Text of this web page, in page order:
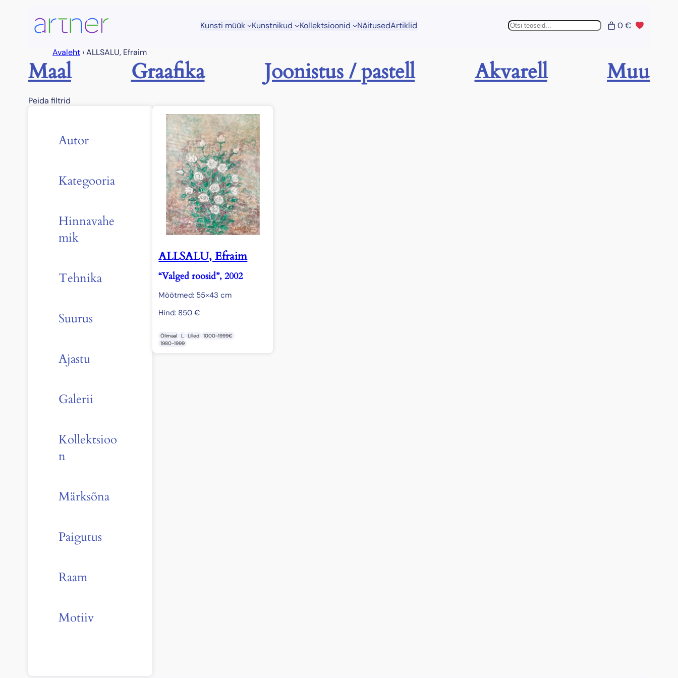
Kunsti müük Kunstnikud Kollektsioonid NäitusedArtiklid Otsing 0 €
Avaleht ›ALLSALU, Efraim
Maal Graafika Joonistus / pastell Akvarell Muu
Peida filtrid
Autor
Kategooria
Hinnavahe
mik
Tehnika
Suurus
Ajastu
Galerii
Kollektsioo
n
Märksõna
Paigutus
Raam
Motiiv
ALLSALU, Efraim
“Valged roosid”, 2002
Mõõtmed: 55×43 cm
Hind: 850€
Õlimaal L Lilled
1000-1999€
1980-1999